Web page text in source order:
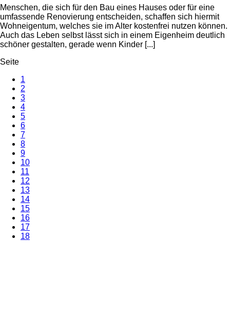
Menschen, die sich für den Bau eines Hauses oder für eine
umfassende Renovierung entscheiden, schaffen sich hiermit
Wohneigentum, welches sie im Alter kostenfrei nutzen können.
Auch das Leben selbst lässt sich in einem Eigenheim deutlich
schöner gestalten, gerade wenn Kinder [...]
Seite
1
2
3
4
5
6
7
8
9
10
11
12
13
14
15
16
17
18